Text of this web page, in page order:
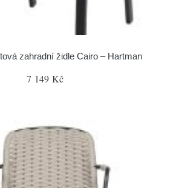
zahradní židle Cairo – Hartman
7 149 Kč